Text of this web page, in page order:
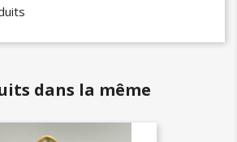
dans la même